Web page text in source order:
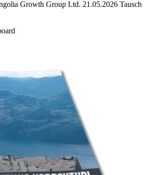
Growth Group Ltd. 21.05.2026 Tausch